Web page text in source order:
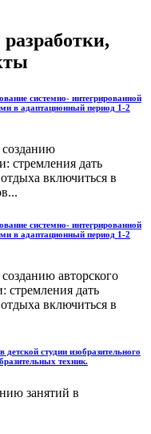
системно- интегрированной
в адаптационный период 1-2
стремления дать
включиться в
системно- интегрированной
в адаптационный период 1-2
авторского
стремления дать
включиться в
студии изобразительного
техник.
занятий в